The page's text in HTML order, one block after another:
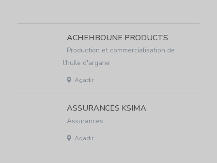
ACHEHBOUNE PRODUCTS
Production et commercialisation de
l'huile d'argane
Agadir
ASSURANCES KSIMA
Assurances
Agadir